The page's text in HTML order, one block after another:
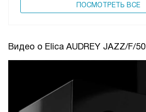
ПОCМОТРЕТЬ ВСЕ
Видео о Elica AUDREY JAZZ/F/50